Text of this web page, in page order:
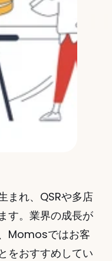
まれ、QSRや多店
す。業界の成長が
Momosではお客
をおすすめしてい